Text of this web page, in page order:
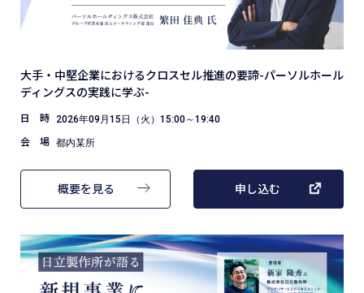
大手・中堅企業におけるクロスセル推進の要諦-パーソルホール
ディングスの実践に学ぶ-
日 時 2026年09月15日（火）15:00～19:40
会 場 都内某所
概要を見る 申し込む